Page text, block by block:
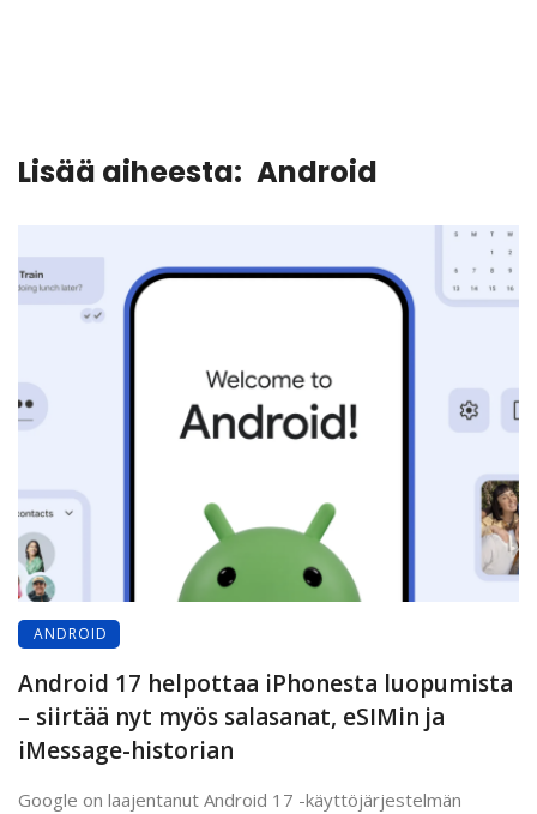
Lisää aiheesta: Android
ANDROID
Android 17 helpottaa iPhonesta luopumista
– siirtää nyt myös salasanat, eSIMin ja
iMessage-historian
Google on laajentanut Android 17 -käyttöjärjestelmän